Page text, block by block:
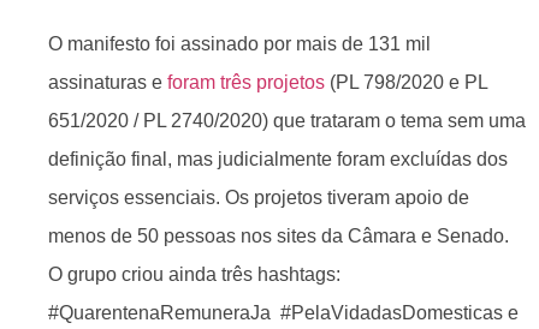
O manifesto foi assinado por mais de 131 mil
assinaturas e foram três projetos (PL 798/2020 e PL
651/2020 / PL 2740/2020) que trataram o tema sem uma
definição final, mas judicialmente foram excluídas dos
serviços essenciais. Os projetos tiveram apoio de
menos de 50 pessoas nos sites da Câmara e Senado.
O grupo criou ainda três hashtags:
#QuarentenaRemuneraJa #PelaVidadasDomesticas e